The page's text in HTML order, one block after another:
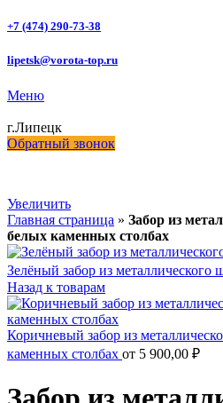
+7 (474) 290-73-38
lipetsk@vorota-top.ru
Меню
г.Липецк
Обратный звонок
Увеличить
Главная страница » Забор из
белых каменных столбах
Зелёный забор из металлического
Назад к товарам
Коричневый забор из
каменных столбах от 5 900,00 ₽